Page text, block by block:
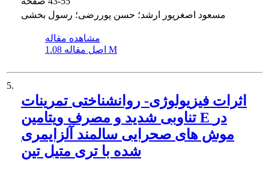
مسعود اصغرپور ارشد؛ حسن پوررضی؛ رسول بخشی
مشاهده مقاله
اصل مقاله 1.08 M
5.
اثرات فیزیولوژی- روانشناختی تمرینات
تناوبی شدید و مصرف ویتامین E در
موش های صحرایی سالمند آلزایمری
شده با تری متیل تین